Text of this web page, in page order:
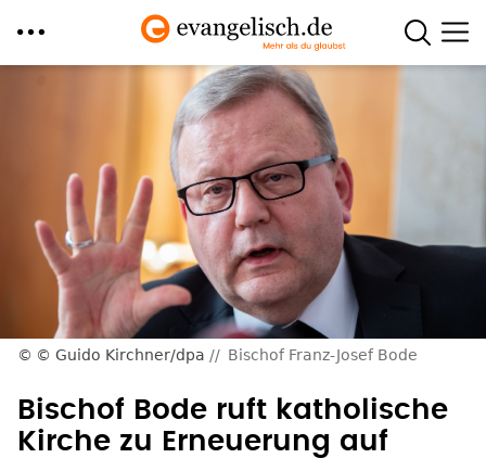
© Guido Kirchner/dpa Bischof Franz-Josef Bode
Bischof Bode ruft katholische
Kirche zu Erneuerung auf